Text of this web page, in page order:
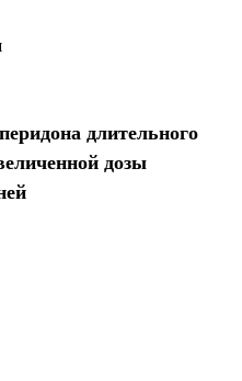
длительного
дозы